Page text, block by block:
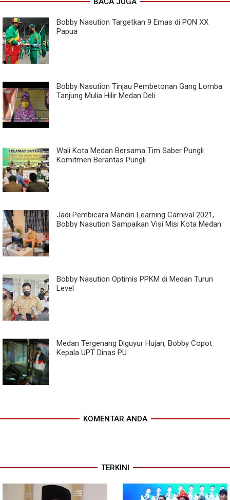
Bobby Nasution Targetkan 9 Emas di PON XX
Papua
Bobby Nasution Tinjau Pembetonan Gang Lomba
Tanjung Mulia Hilir Medan Deli
Wali Kota Medan Bersama Tim Saber Pungli
Komitmen Berantas Pungli
Jadi Pembicara Mandiri Learning Carnival 2021,
Bobby Nasution Sampaikan Visi Misi Kota Medan
Bobby Nasution Optimis PPKM di Medan Turun
Level
Medan Tergenang Diguyur Hujan, Bobby Copot
Kepala UPT Dinas PU
KOMENTAR ANDA
TERKINI